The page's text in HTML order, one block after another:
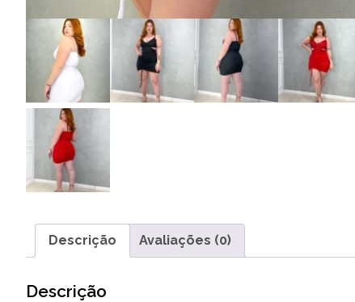
Descrição Avaliações (0)
Descrição